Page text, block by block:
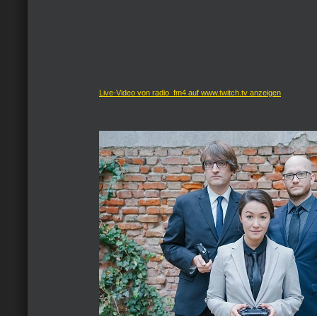
Live-Video von radio_fm4 auf www.twitch.tv anzeigen